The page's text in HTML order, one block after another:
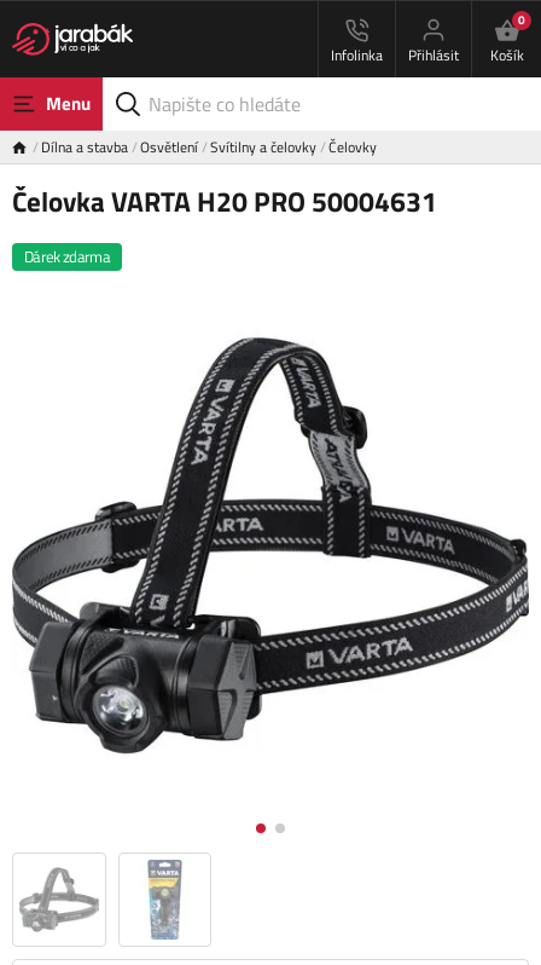
Infolinka Přihlásit
0
Košík
Menu
Dílna a stavba Osvětlení Svítilny a čelovky Čelovky
Čelovka VARTA H20 PRO 50004631
Dárek zdarma